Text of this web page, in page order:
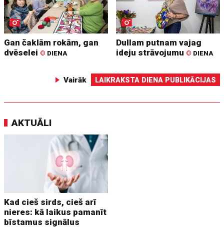
Gan čaklām rokām, gan
dvēselei © DIENA
Dullam putnam vajag
ideju strāvojumu © DIENA
Vairāk LAIKRAKSTA DIENA PUBLIKĀCIJAS
AKTUĀLI
Kad cieš sirds, cieš arī
nieres: kā laikus pamanīt
bīstamus signālus